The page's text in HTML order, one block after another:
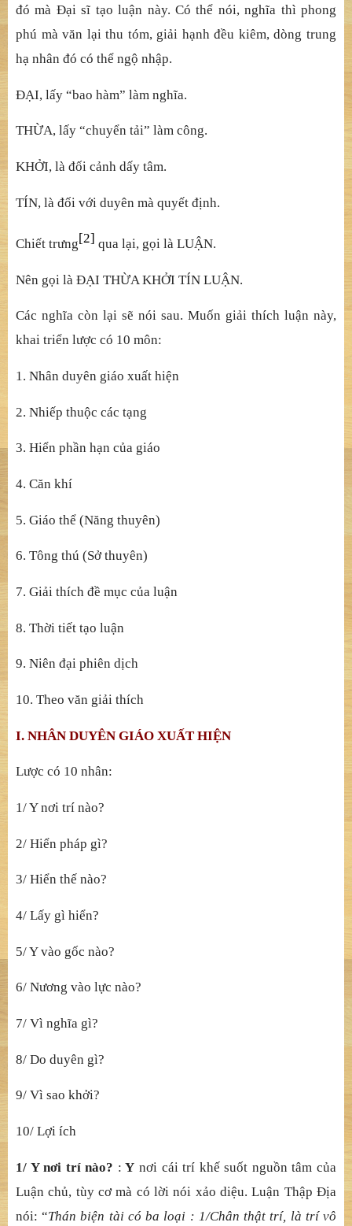
đó mà Đại sĩ tạo luận này. Có thể nói, nghĩa thì phong
phú mà văn lại thu tóm, giải hạnh đều kiêm, dòng trung
hạ nhân đó có thể ngộ nhập.
ĐẠI, lấy “bao hàm” làm nghĩa.
THỪA, lấy “chuyển tải” làm công.
KHỞI, là đối cảnh dấy tâm.
TÍN, là đối với duyên mà quyết định.
Chiết trưng[2] qua lại, gọi là LUẬN.
Nên gọi là ĐẠI THỪA KHỞI TÍN LUẬN.
Các nghĩa còn lại sẽ nói sau. Muốn giải thích luận này,
khai triển lược có 10 môn:
1. Nhân duyên giáo xuất hiện
2. Nhiếp thuộc các tạng
3. Hiển phần hạn của giáo
4. Căn khí
5. Giáo thể (Năng thuyên)
6. Tông thú (Sở thuyên)
7. Giải thích đề mục của luận
8. Thời tiết tạo luận
9. Niên đại phiên dịch
10. Theo văn giải thích
I. NHÂN DUYÊN GIÁO XUẤT HIỆN
Lược có 10 nhân:
1/ Y nơi trí nào?
2/ Hiển pháp gì?
3/ Hiển thế nào?
4/ Lấy gì hiển?
5/ Y vào gốc nào?
6/ Nương vào lực nào?
7/ Vì nghĩa gì?
8/ Do duyên gì?
9/ Vì sao khởi?
10/ Lợi ích
1/ Y nơi trí nào? : Y nơi cái trí khế suốt nguồn tâm của
Luận chủ, tùy cơ mà có lời nói xảo diệu. Luận Thập Địa
nói: “Thán biện tài có ba loại : 1/Chân thật trí, là trí vô